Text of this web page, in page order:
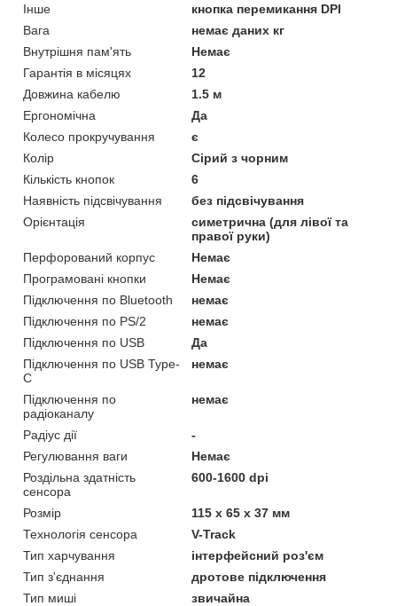
Інше
кнопка перемикання DPI
Вага
немає даних кг
Внутрішня пам'ять
Немає
Гарантія в місяцях
12
Довжина кабелю
1.5 м
Ергономічна
Да
Колесо прокручування
є
Колір
Сірий з чорним
Кількість кнопок
6
Наявність підсвічування
без підсвічування
Орієнтація
симетрична (для лівої та
правої руки)
Перфорований корпус
Немає
Програмовані кнопки
Немає
Підключення по Bluetooth
немає
Підключення по PS/2
немає
Підключення по USB
Да
Підключення по USB Type-
C
немає
Підключення по
радіоканалу
немає
Радіус дії
-
Регулювання ваги
Немає
Роздільна здатність
сенсора
600-1600 dpi
Розмір
115 x 65 x 37 мм
Технологія сенсора
V-Track
Тип харчування
інтерфейсний роз'єм
Тип з'єднання
дротове підключення
Тип миші
звичайна